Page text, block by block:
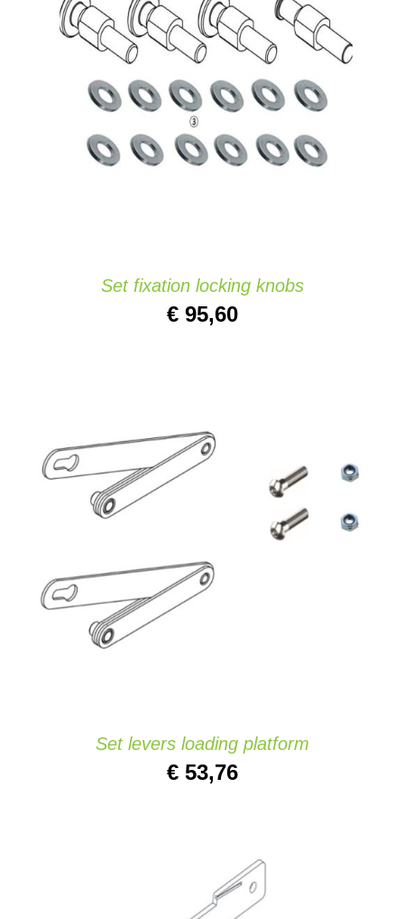
DETAILS
Set fixation locking knobs
€95,60
Set levers loading platform
€53,76